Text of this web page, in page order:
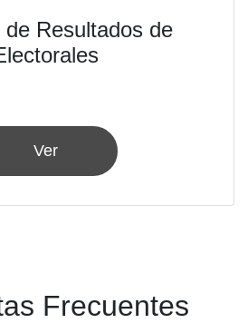
Resultados de
Ver
Frecuentes